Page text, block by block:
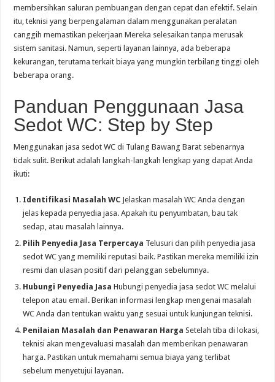
membersihkan saluran pembuangan dengan cepat dan efektif. Selain
itu, teknisi yang berpengalaman dalam menggunakan peralatan
canggih memastikan pekerjaan Mereka selesaikan tanpa merusak
sistem sanitasi. Namun, seperti layanan lainnya, ada beberapa
kekurangan, terutama terkait biaya yang mungkin terbilang tinggi oleh
beberapa orang.
Panduan Penggunaan Jasa
Sedot WC: Step by Step
Menggunakan jasa sedot WC di Tulang Bawang Barat sebenarnya
tidak sulit. Berikut adalah langkah-langkah lengkap yang dapat Anda
ikuti:
Identifikasi Masalah WC Jelaskan masalah WC Anda dengan
jelas kepada penyedia jasa. Apakah itu penyumbatan, bau tak
sedap, atau masalah lainnya.
Pilih Penyedia Jasa Terpercaya Telusuri dan pilih penyedia jasa
sedot WC yang memiliki reputasi baik. Pastikan mereka memiliki izin
resmi dan ulasan positif dari pelanggan sebelumnya.
Hubungi Penyedia Jasa Hubungi penyedia jasa sedot WC melalui
telepon atau email. Berikan informasi lengkap mengenai masalah
WC Anda dan tentukan waktu yang sesuai untuk kunjungan teknisi.
Penilaian Masalah dan Penawaran Harga Setelah tiba di lokasi,
teknisi akan mengevaluasi masalah dan memberikan penawaran
harga. Pastikan untuk memahami semua biaya yang terlibat
sebelum menyetujui layanan.